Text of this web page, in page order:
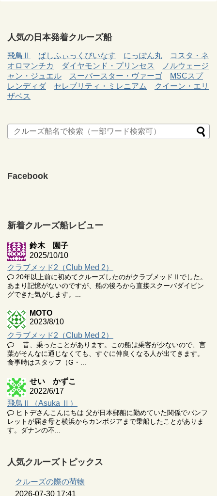
人気の日本発着クルーズ船
飛鳥Ⅱ ぱしふぃっくびいなす にっぽん丸
コスタ・ネ
オロマンチカ
ダイヤモンド・プリンセス
ノルウェージ
ャン・ジュエル
スーパースター・ヴァーゴ
MSCスプ
レンディダ
セレブリティ・ミレニアム
クイーン・エリ
ザベス
Facebook
新着クルーズ船レビュー
鈴木 園子
2025/10/10
クラブメッド2（Club Med 2）
20年以上前に初めてクルーズしたのがクラブメッドⅡでした。
あまり記憶がないのですが、船の後ろから直接スクーバダイビン
グできた気がします。...
MOTO
2023/8/10
クラブメッド2（Club Med 2）
昔、乗ったことがあります。この船は乗客が少ないので、言
葉がそんなに通じなくても、すぐに仲良くなる人が出てきます。
食事時はスタッフ（G・...
せい かずこ
2022/6/17
飛鳥Ⅱ（Asuka Ⅱ）
ヒトデさんこんにちは 父が日本郵船に勤めていた関係でパンフ
レットが届き母と横浜からカンボジアまで乗船したことがありま
す。ダナンの不...
人気クルーズトピックス
クルーズの際の荷物
2026-07-30 17:41